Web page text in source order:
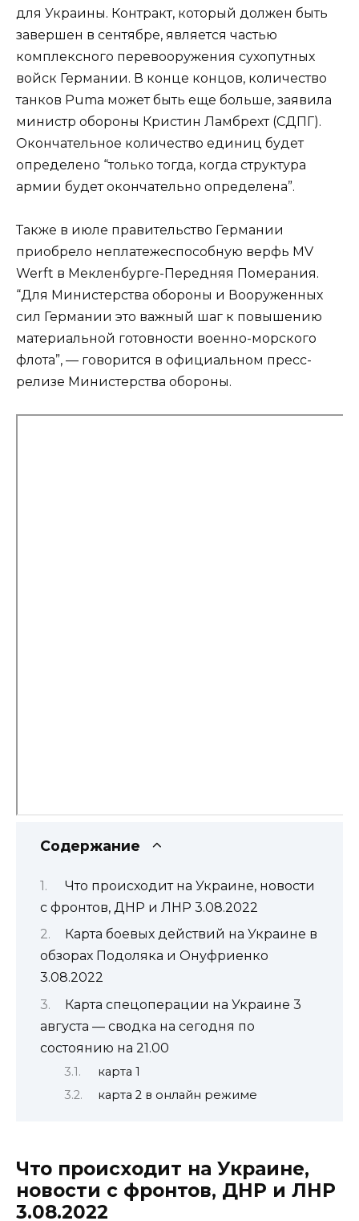
для Украины. Контракт, который должен быть
завершен в сентябре, является частью
комплексного перевооружения сухопутных
войск Германии. В конце концов, количество
танков Puma может быть еще больше, заявила
министр обороны Кристин Ламбрехт (СДПГ).
Окончательное количество единиц будет
определено “только тогда, когда структура
армии будет окончательно определена”.
Также в июле правительство Германии
приобрело неплатежеспособную верфь MV
Werft в Мекленбурге-Передняя Померания.
“Для Министерства обороны и Вооруженных
сил Германии это важный шаг к повышению
материальной готовности военно-морского
флота”, — говорится в официальном пресс-
релизе Министерства обороны.
Содержание
Что происходит на Украине, новости
с фронтов, ДНР и ЛНР 3.08.2022
Карта боевых действий на Украине в
обзорах Подоляка и Онуфриенко
3.08.2022
Карта спецоперации на Украине 3
августа — сводка на сегодня по
состоянию на 21.00
карта 1
карта 2 в онлайн режиме
Что происходит на Украине,
новости с фронтов, ДНР и ЛНР
3.08.2022